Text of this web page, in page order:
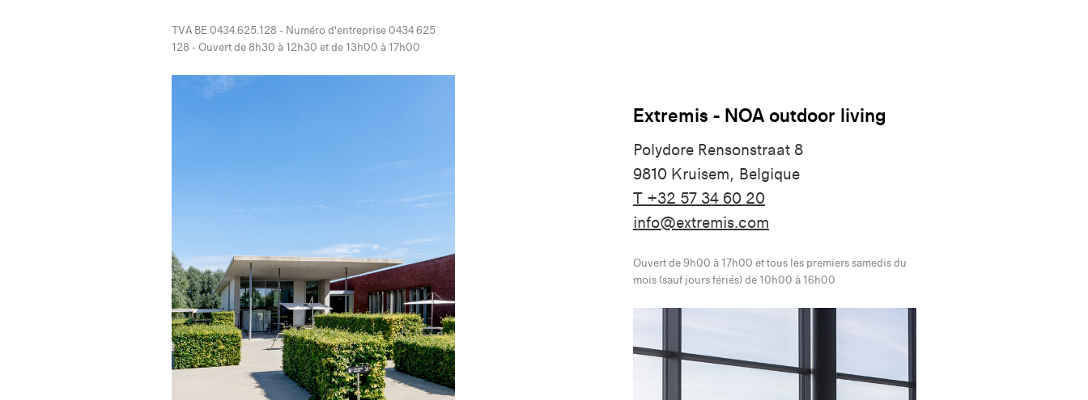
TVA BE 0434.625.128 - Numéro d'entreprise 0434 625
128 - Ouvert de 8h30 à 12h30 et de 13h00 à 17h00
Extremis - NOA outdoor living
Polydore Rensonstraat 8
9810 Kruisem, Belgique
T +32 57 34 60 20
info@extremis.com
Ouvert de 9h00 à 17h00 et tous les premiers samedis du
mois (sauf jours fériés) de 10h00 à 16h00